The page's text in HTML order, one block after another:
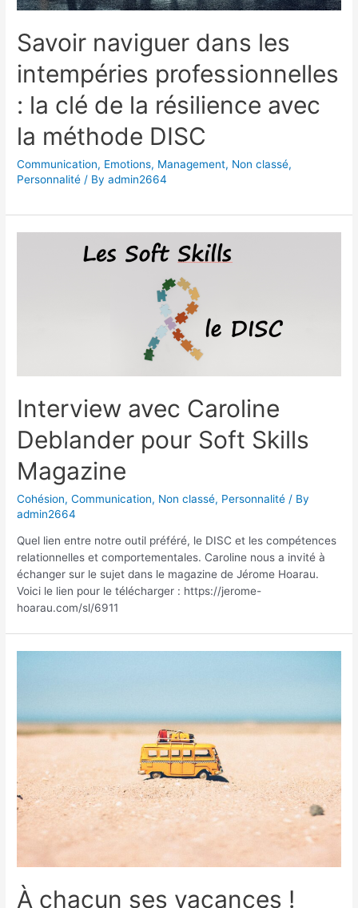
Savoir naviguer dans les
intempéries professionnelles
: la clé de la résilience avec
la méthode DISC
Communication, Emotions, Management, Non classé,
Personnalité / Byadmin2664
Interview avec Caroline
Deblander pour Soft Skills
Magazine
Cohésion,Communication, Non classé, Personnalité / By
admin2664
Quel lien entre notre outil préféré, le DISC et les compétences
relationnelles et comportementales. Caroline nous a invité à
échanger sur le sujet dans le magazine de Jérome Hoarau.
Voici le lien pour le télécharger : https://jerome-
hoarau.com/sl/6911
À chacun ses vacances !